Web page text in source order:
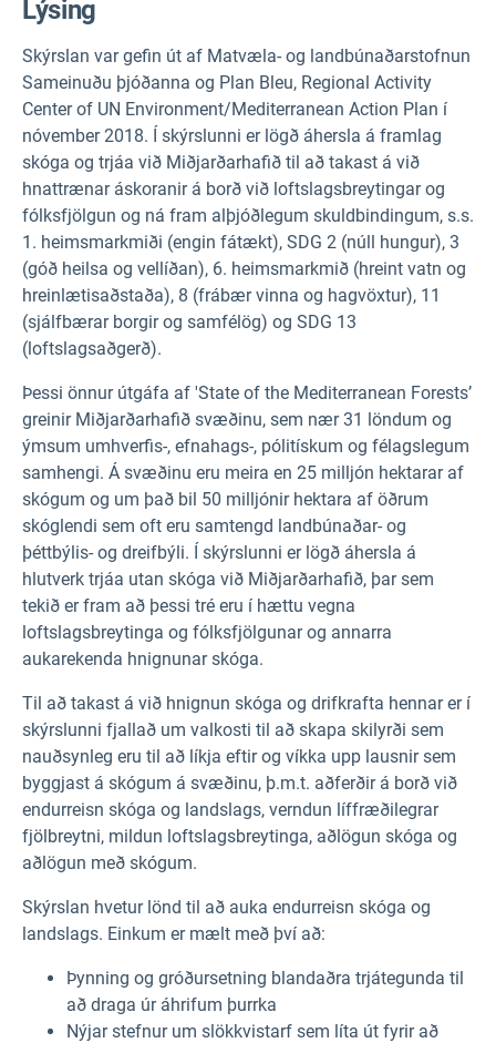
Lýsing
Skýrslan var gefin út af Matvæla- og landbúnaðarstofnun
Sameinuðu þjóðanna og Plan Bleu, Regional Activity
Center of UN Environment/Mediterranean Action Plan í
nóvember 2018. Í skýrslunni er lögð áhersla á framlag
skóga og trjáa við Miðjarðarhafið til að takast á við
hnattrænar áskoranir á borð við loftslagsbreytingar og
fólksfjölgun og ná fram alþjóðlegum skuldbindingum, s.s.
1. heimsmarkmiði (engin fátækt), SDG 2 (núll hungur), 3
(góð heilsa og vellíðan), 6. heimsmarkmið (hreint vatn og
hreinlætisaðstaða), 8 (frábær vinna og hagvöxtur), 11
(sjálfbærar borgir og samfélög) og SDG 13
(loftslagsaðgerð).
Þessi önnur útgáfa af 'State of the Mediterranean Forests’
greinir Miðjarðarhafið svæðinu, sem nær 31 löndum og
ýmsum umhverfis-, efnahags-, pólitískum og félagslegum
samhengi. Á svæðinu eru meira en 25 milljón hektarar af
skógum og um það bil 50 milljónir hektara af öðrum
skóglendi sem oft eru samtengd landbúnaðar- og
þéttbýlis- og dreifbýli. Í skýrslunni er lögð áhersla á
hlutverk trjáa utan skóga við Miðjarðarhafið, þar sem
tekið er fram að þessi tré eru í hættu vegna
loftslagsbreytinga og fólksfjölgunar og annarra
aukarekenda hnignunar skóga.
Til að takast á við hnignun skóga og drifkrafta hennar er í
skýrslunni fjallað um valkosti til að skapa skilyrði sem
nauðsynleg eru til að líkja eftir og víkka upp lausnir sem
byggjast á skógum á svæðinu, þ.m.t. aðferðir á borð við
endurreisn skóga og landslags, verndun líffræðilegrar
fjölbreytni, mildun loftslagsbreytinga, aðlögun skóga og
aðlögun með skógum.
Skýrslan hvetur lönd til að auka endurreisn skóga og
landslags. Einkum er mælt með því að:
Þynning og gróðursetning blandaðra trjátegunda til
að draga úr áhrifum þurrka
Nýjar stefnur um slökkvistarf sem líta út fyrir að